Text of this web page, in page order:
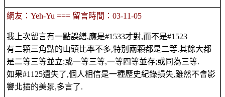
網友：Yeh-Yu === 留言時間：03-11-05
我上次留言有一點誤繕,應是#1533才對,而不是#1523
有二顆三角點的山頭比率不多,特別兩顆都是二等.其餘大都
是二等三等並立;或一等三等,一等四等並存;或同為三等.
如果#1125遺失了,個人相信是一種歷史紀錄損失,雖然不會影
響北插的美景,多言了.